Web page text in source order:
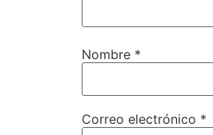
Nombre *
Correo electrónico *